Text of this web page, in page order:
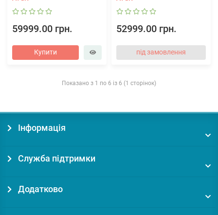
59999.00 грн.
Купити
52999.00 грн.
під замовлення
Показано з 1 по 6 із 6 (1 сторінок)
Інформація
Служба підтримки
Додатково